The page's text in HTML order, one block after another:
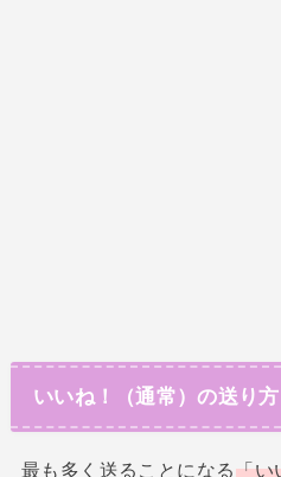
いいね！（通常）の送り方
最も多く送ることになる「い